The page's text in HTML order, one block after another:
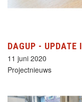
DAGUP - UPDATE I
11 juni 2020
Projectnieuws